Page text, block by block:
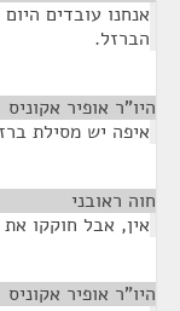
אנחנו עובדים
הברזל.
היו"ר אופיר אקוניס
איפה יש מסילת
חוה ראובני
אין, אבל חוקקו
היו"ר אופיר אקוניס